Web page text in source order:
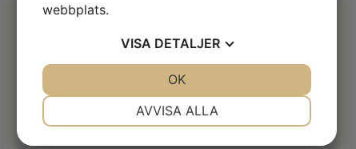
Varumärken Kontakt
webbplats.
VISA DETALJER
AVVISA ALLA
OK